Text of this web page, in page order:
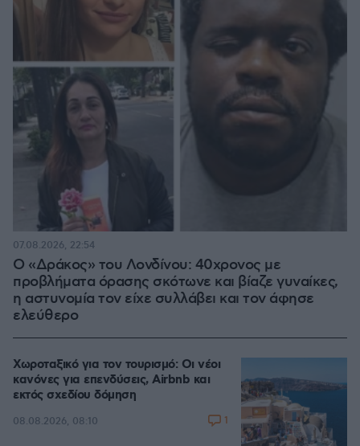
Ο «Δράκος» του Λονδίνου: 40χρονος με
προβλήματα όρασης σκότωνε και βίαζε γυναίκες,
η αστυνομία τον είχε συλλάβει και τον άφησε
ελεύθερο
07.08.2026, 22:54
Χωροταξικό για τον τουρισμό: Οι νέοι
κανόνες για επενδύσεις, Airbnb και
εκτός σχεδίου δόμηση
08.08.2026, 08:10 1